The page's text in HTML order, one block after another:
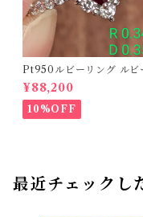
Pt950ルビーリング ルビ
34ct ダイヤモンド 0.35ct
RO206885】
¥88,200
10%OFF
最近チェックし